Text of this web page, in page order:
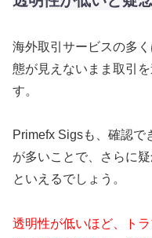
海外取引サービスの多
態が見えないまま取引
す。
Primefx Sigsも、確認で
が多いことで、さらに
といえるでしょう。
透明性が低いほど、ト